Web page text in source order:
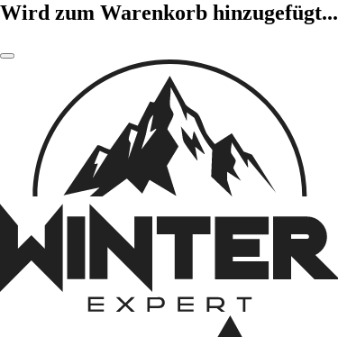
Wird zum Warenkorb hinzugefügt...